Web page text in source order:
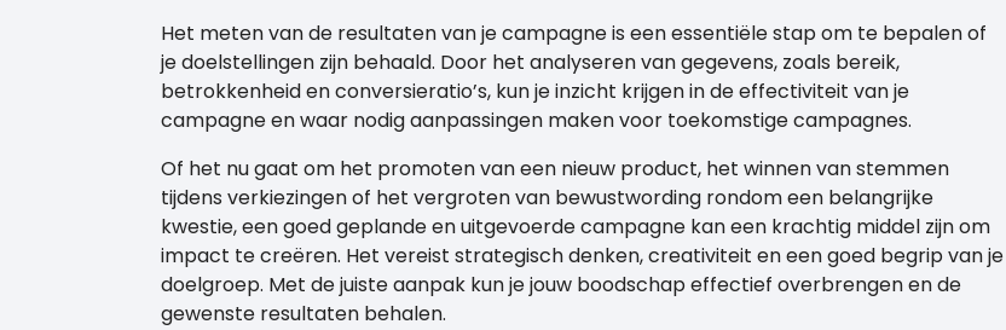
Het meten van de resultaten van je campagne is een essentiële stap om te bepalen of
je doelstellingen zijn behaald. Door het analyseren van gegevens, zoals bereik,
betrokkenheid en conversieratio’s, kun je inzicht krijgen in de effectiviteit van je
campagne en waar nodig aanpassingen maken voor toekomstige campagnes.
Of het nu gaat om het promoten van een nieuw product, het winnen van stemmen
tijdens verkiezingen of het vergroten van bewustwording rondom een belangrijke
kwestie, een goed geplande en uitgevoerde campagne kan een krachtig middel zijn om
impact te creëren. Het vereist strategisch denken, creativiteit en een goed begrip van je
doelgroep. Met de juiste aanpak kun je jouw boodschap effectief overbrengen en de
gewenste resultaten behalen.